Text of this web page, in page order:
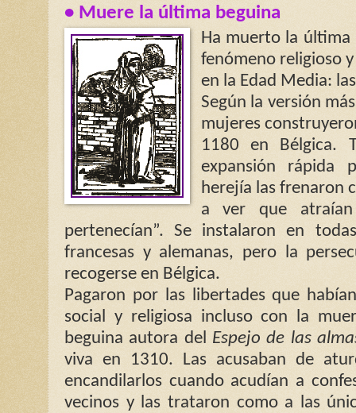
• Muere la última beguina
Ha muerto la última
fenómeno religioso
en la Edad Media:
Según la versión
mujeres
1180 en Bélgica.
expansión rápida
herejía las frenaron
a ver que atraían
pertenecían”. Se instalaron en
francesas y alemanas, pero la
recogerse en Bélgica.
Pagaron por las libertades que
social y religiosa incluso con la
beguina autora del Espejo de las
viva en 1310. Las acusaban de
encandilarlos cuando acudían a
vecinos y las trataron como a las